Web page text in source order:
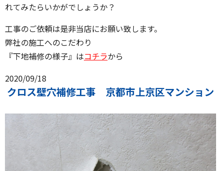
れてみたらいかがでしょうか？
工事のご依頼は是非当店にお願い致します。
弊社の施工へのこだわり
『下地補修の様子』はコチラから
2020/09/18
クロス壁穴補修工事 京都市上京区マンション